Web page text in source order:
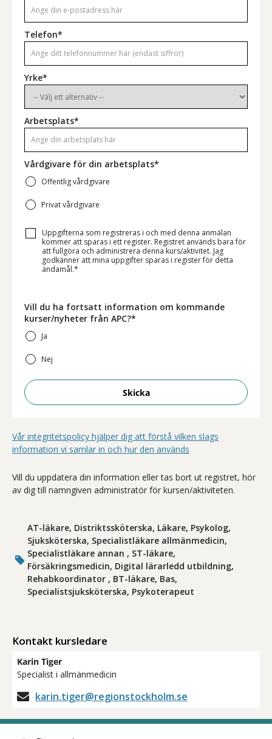
Telefon*
Yrke*
Arbetsplats*
Vårdgivare för din arbetsplats*
Offentlig vårdgivare
Privat vårdgivare
Uppgifterna som registreras i och med denna anmälan
kommer att sparas i ett register. Registret används bara för
att fullgöra och administrera denna kurs/aktivitet. Jag
godkänner att mina uppgifter sparas i register för detta
ändamål.*
Vill du ha fortsatt information om kommande
kurser/nyheter från APC?*
Ja
Nej
Skicka
Vår integritetspolicy hjälper dig att förstå vilken slags
information vi samlar in och hur den används
Vill du uppdatera din information eller tas bort ut registret, hör
av dig till namngiven administratör för kursen/aktiviteten.
AT-läkare, Distriktssköterska, Läkare, Psykolog,
Sjuksköterska, Specialistläkare allmänmedicin,
Specialistläkare annan , ST-läkare,
Försäkringsmedicin, Digital lärarledd utbildning,
Rehabkoordinator , BT-läkare, Bas,
Specialistsjuksköterska, Psykoterapeut
Kontakt kursledare
Karin Tiger
Specialist i allmänmedicin
karin.tiger@regionstockholm.se